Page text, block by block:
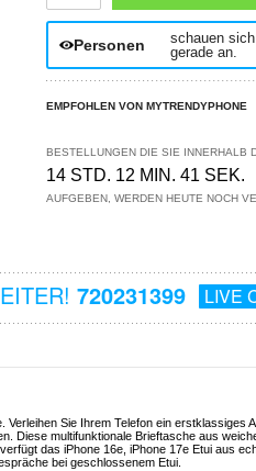
Personen
schauen
gerade an.
EMPFOHLEN VON MYTRENDYPHONE
BESTELLUNGEN DIE SIE INNERHALB
14 STD. 12 MIN. 40 SEK.
AUFGEBEN, WERDEN HEUTE NOCH
720231399 LIVE
Sie Ihrem Telefon ein erstklassiges
Diese multifunktionale Brieftasche aus
das iPhone 16e, iPhone 17e Etui aus
bei geschlossenem Etui.